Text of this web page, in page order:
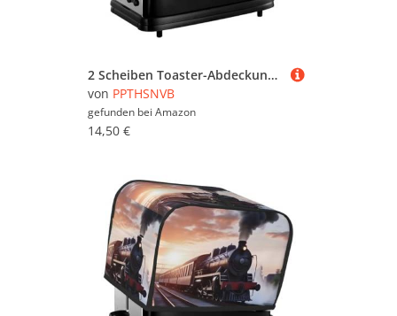
2 Scheiben Toaster-Abdeckung mit Taschen und Griff oben, kleine Brotbackmaschinen-Abdeckungen, Regenbogen-Rose, Küche, kleine Geräte, waschbar, universelle Ofenabdeckungen
von PPTHSNVB
gefunden bei Amazon
14,50 €